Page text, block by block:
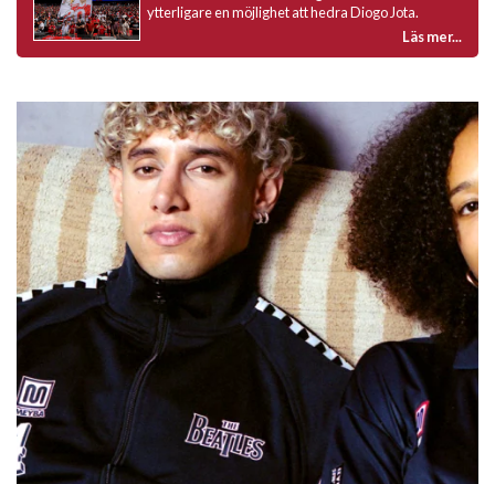
ytterligare en möjlighet att hedra Diogo Jota.
Läs mer...